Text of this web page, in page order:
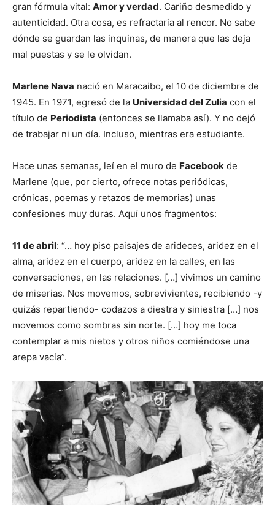
gran fórmula vital: Amor y verdad. Cariño desmedido y
autenticidad. Otra cosa, es refractaria al rencor. No sabe
dónde se guardan las inquinas, de manera que las deja
mal puestas y se le olvidan.
Marlene Nava nació en Maracaibo, el 10 de diciembre de
1945. En 1971, egresó de la Universidad del Zulia con el
título de Periodista (entonces se llamaba así). Y no dejó
de trabajar ni un día. Incluso, mientras era estudiante.
Hace unas semanas, leí en el muro de Facebook de
Marlene (que, por cierto, ofrece notas periódicas,
crónicas, poemas y retazos de memorias) unas
confesiones muy duras. Aquí unos fragmentos:
11 de abril: “… hoy piso paisajes de arideces, aridez en el
alma, aridez en el cuerpo, aridez en la calles, en las
conversaciones, en las relaciones. […] vivimos un camino
de miserias. Nos movemos, sobrevivientes, recibiendo -y
quizás repartiendo- codazos a diestra y siniestra […] nos
movemos como sombras sin norte. […] hoy me toca
contemplar a mis nietos y otros niños comiéndose una
arepa vacía”.